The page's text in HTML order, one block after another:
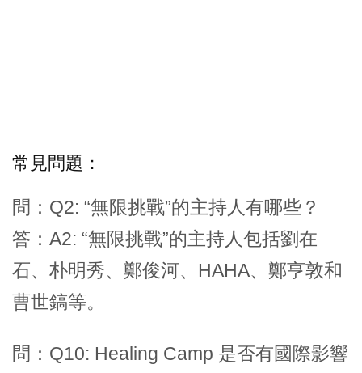
常見問題：
問：Q2: “無限挑戰”的主持人有哪些？
答：A2: “無限挑戰”的主持人包括劉在
石、朴明秀、鄭俊河、HAHA、鄭亨敦和
曹世鎬等。
問：Q10: Healing Camp 是否有國際影響